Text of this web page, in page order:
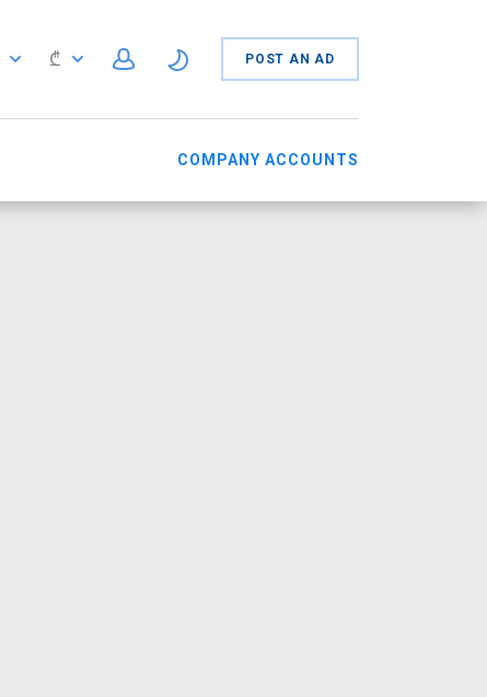
₾ POST AN AD
COMPANY ACCOUNTS